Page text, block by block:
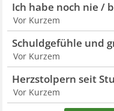
Ich habe noch nie /
Vor Kurzem
Schuldgefühle und
Vor Kurzem
Herzstolpern seit
Vor Kurzem